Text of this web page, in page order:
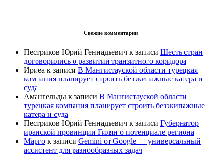
Свежие комментарии
Пестриков Юрий Геннадьевич к записи Шесть стран
договорились о развитии транзитного коридора
Ириеа к записи В Мангистауской области турецкая
компания планирует строить безэкипажные катера и
суда
Амангельды к записи В Мангистауской области
турецкая компания планирует строить безэкипажные
катера и суда
Пестриков Юрий Геннадьевич к записи Губернатор
иранской провинции Гилян о потенциале региона
Марго к записи Gemini от Google — универсальный
ассистент для разнообразных задач